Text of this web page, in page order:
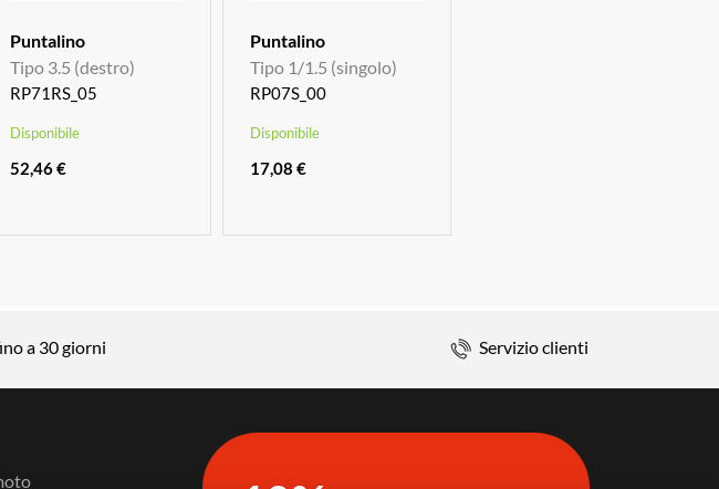
Puntalino
Tipo 3.5 (destro)
RP71RS_05
Disponibile
52,46 €
Puntalino
Tipo 1/1.5 (singolo)
RP07S_00
Disponibile
17,08 €
a 30 giorni Servizio clienti